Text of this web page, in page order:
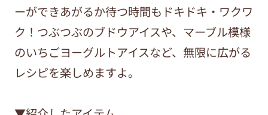
ーができあがるか待つ時間もドキドキ・ワクワ
ク！つぶつぶのブドウアイスや、マーブル模様
のいちごヨーグルトアイスなど、無限に広がる
レシピを楽しめますよ。